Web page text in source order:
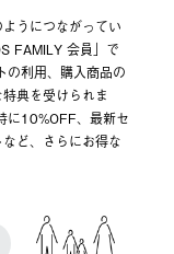
うにつながってい
FAMILY 会員」で
の利用、購入商品の
典を受けられま
に10%OFF、最新セ
ど、さらにお得な